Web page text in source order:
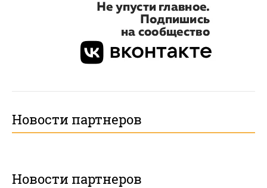
Новости партнеров
Новости партнеров